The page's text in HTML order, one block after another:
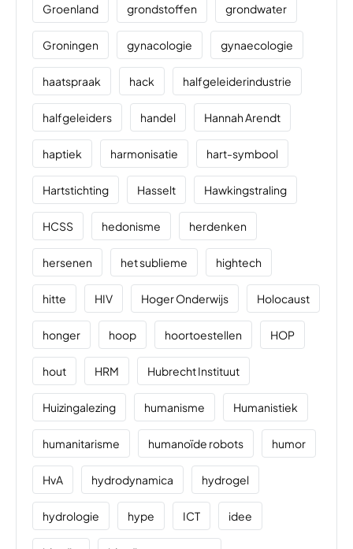
Groenland grondstoffen grondwater
Groningen gynacologie gynaecologie
haatspraak hack halfgeleiderindustrie
halfgeleiders handel Hannah Arendt
haptiek harmonisatie hart-symbool
Hartstichting Hasselt Hawkingstraling
HCSS hedonisme herdenken
hersenen het sublieme hightech
hitte HIV Hoger Onderwijs Holocaust
honger hoop hoortoestellen HOP
hout HRM Hubrecht Instituut
Huizingalezing humanisme Humanistiek
humanitarisme humanoïde robots humor
HvA hydrodynamica hydrogel
hydrologie hype ICT idee